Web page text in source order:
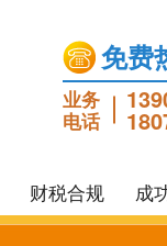
免费
业务
电话
财税合规 成